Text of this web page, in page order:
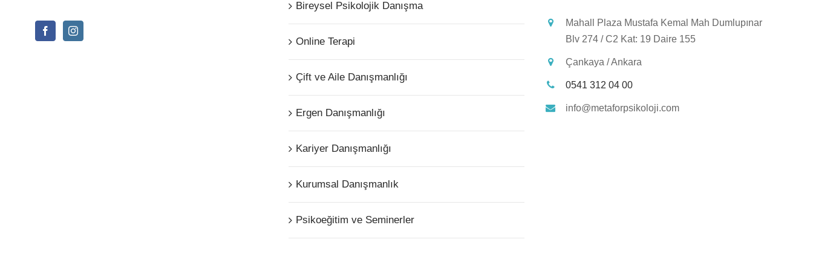
Bireysel Psikolojik Danışma
Online Terapi
Çift ve Aile Danışmanlığı
Ergen Danışmanlığı
Kariyer Danışmanlığı
Kurumsal Danışmanlık
Psikoeğitim ve Seminerler
Mahall Plaza Mustafa Kemal Mah Dumlupınar
Blv 274 / C2 Kat: 19 Daire 155
Çankaya / Ankara
0541 312 04 00
info@metaforpsikoloji.com